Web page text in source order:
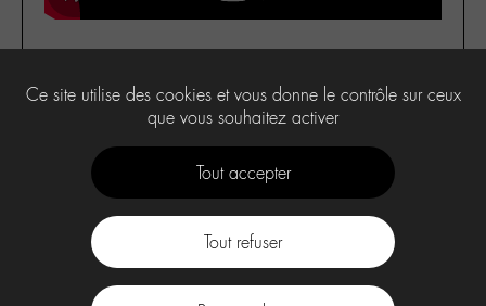
4
Labo -M-
Contact À propos Press Kit -M- CGU
Ce site utilise des cookies et vous donne le contrôle sur ceux
que vous souhaitez activer
Tout accepter
Tout refuser